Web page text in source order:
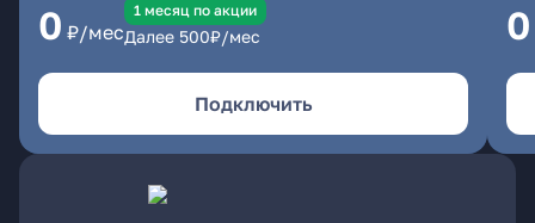
0 ₽/мес
1 месяц по акции
Далее 500₽/мес
Подключить
0